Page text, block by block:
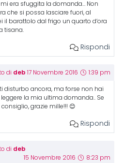
mi era sfuggita la domanda… Non
che si possa lasciare fuori, al
il barattolo dal frigo un quarto d’ora
tisana.
Rispondi
di deb 17 Novembre 2016 1:39 pm
disturbo ancora, ma forse non hai
la mia ultima domanda.. Se
grazie mille!!! 😊
Rispondi
di deb
15 Novembre 2016 8:23 pm